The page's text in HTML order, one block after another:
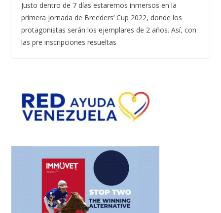
Justo dentro de 7 días estaremos inmersos en la
primera jornada de Breeders’ Cup 2022, donde los
protagonistas serán los ejemplares de 2 años. Así, con
las pre inscripciones resueltas